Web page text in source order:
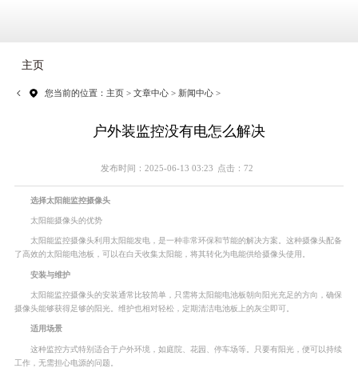
主页
您当前的位置： 主页> 文章中心> 新闻中心>
户外装监控没有电怎么解决
发布时间：2025-06-13 03:23 点击：72
选择太阳能监控摄像头
太阳能摄像头的优势
太阳能监控摄像头利用太阳能发电，是一种非常环保和节能的解决方案。这种摄像头配备
了高效的太阳能电池板，可以在白天收集太阳能，将其转化为电能供给摄像头使用。
安装与维护
太阳能监控摄像头的安装通常比较简单，只需将太阳能电池板朝向阳光充足的方向，确保
摄像头能够获得足够的阳光。维护也相对轻松，定期清洁电池板上的灰尘即可。
适用场景
这种监控方式特别适合于户外环境，如庭院、花园、停车场等。只要有阳光，便可以持续
工作，无需担心电源的问题。